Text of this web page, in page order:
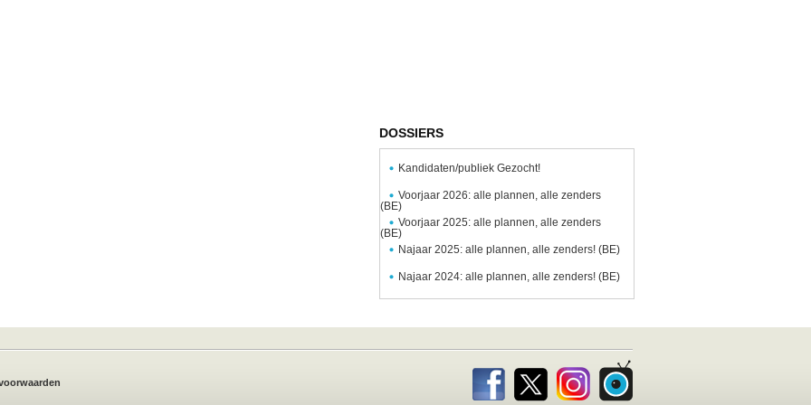
DOSSIERS
Kandidaten/publiek Gezocht!
Voorjaar 2026: alle plannen, alle zenders
(BE)
Voorjaar 2025: alle plannen, alle zenders
(BE)
Najaar 2025: alle plannen, alle zenders! (BE)
Najaar 2024: alle plannen, alle zenders! (BE)